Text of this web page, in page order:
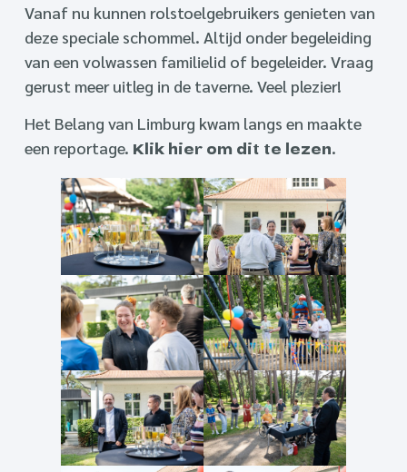
Vanaf nu kunnen rolstoelgebruikers genieten van
deze speciale schommel. Altijd onder begeleiding
van een volwassen familielid of begeleider. Vraag
gerust meer uitleg in de taverne. Veel plezier!
Het Belang van Limburg kwam langs en maakte
een reportage. Klik hier om dit te lezen.